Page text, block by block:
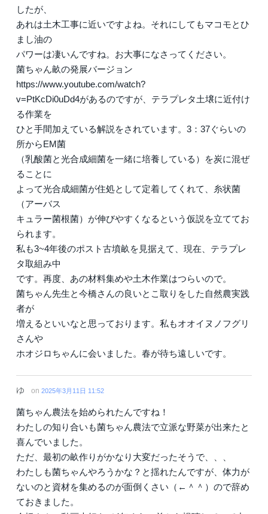
したが、
あれは土木工事に近いですよね。それにしてもマコモとひ
まし油の
パワーは凄いんですね。お大事になさってください。
菌ちゃん畝の発展バージョン
https://www.youtube.com/watch?
v=PtKcDi0uDd4があるのですが、テラプレタ土壌に近付け
る作業を
ひと手間加えている解説をされています。3：37ぐらいの
所からEM菌
（乳酸菌と光合成細菌を一緒に培養している）を炭に混ぜ
ることに
よって光合成細菌が住処として定着してくれて、糸状菌
（アーバス
キュラー菌根菌）が伸びやすくなるという仮説を立ててお
られます。
私も3~4年後のポスト古墳畝を見据えて、現在、テラプレ
タ取組み中
です。再度、あの材料集めや土木作業はつらいので。
菌ちゃん先生と今橋さんの良いとこ取りをした自然農実践
者が
増えるといいなと思っております。私もオオイヌノフグリ
さんや
ホオジロちゃんに会いました。春が待ち遠しいです。
ゆ on 2025年3月11日 11:52
菌ちゃん農法を始められたんですね！
わたしの知り合いも菌ちゃん農法で立派な野菜が出来たと
喜んでいました。
ただ、最初の畝作りがかなり大変だったそうで、、、
わたしも菌ちゃんやろうかな？と揺れたんですが、体力が
ないのと資材を集めるのが面倒くさい（←＾＾）ので辞め
ておきました。